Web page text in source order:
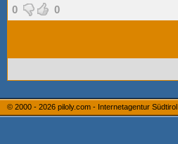
0 0
© 2000 - 2026 piloly.com - Internetagentur Südtirol